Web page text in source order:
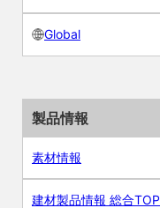
Global
製品情報
素材情報
建材製品情報 総合TOP